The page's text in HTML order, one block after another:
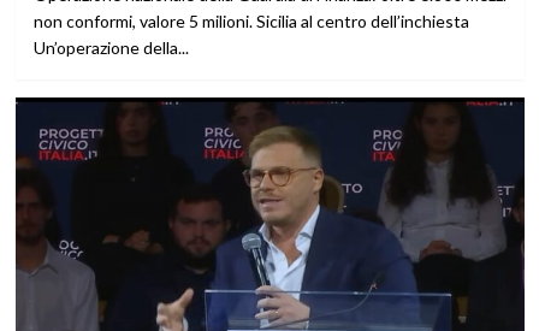
non conformi, valore 5 milioni. Sicilia al centro dell’inchiesta
Un’operazione della...